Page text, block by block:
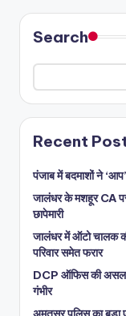
Search
Recent
पंजाब में बदमाशों ने
जालंधर के मशहूर CA
छापेमारी
जालंधर में ऑटो चालक
परिवार समेत फरार
DCP ऑफिस की
गंभीर